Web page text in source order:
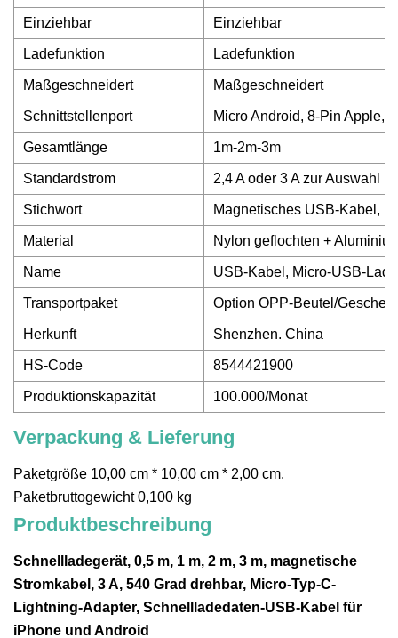
Einziehbar Einziehbar
Ladefunktion Ladefunktion
Maßgeschneidert Maßgeschneidert
Schnittstellenport Micro Android, 8-Pin Apple,
Gesamtlänge 1m-2m-3m
Standardstrom 2,4 A oder 3 A zur Auswahl
Stichwort Magnetisches USB-Kabel,
Material Nylon geflochten +
Name USB-Kabel, Micro-USB-
Transportpaket Option OPP-Beutel/
Herkunft Shenzhen. China
HS-Code 8544421900
Produktionskapazität 100.000/Monat
Verpackung & Lieferung
Paketgröße 10,00 cm * 10,00 cm * 2,00 cm.
Paketbruttogewicht 0,100 kg
Produktbeschreibung
Schnellladegerät, 0,5 m, 1 m, 2 m, 3 m, magnetische
Stromkabel, 3 A, 540 Grad drehbar, Micro-Typ-C-
Lightning-Adapter, Schnellladedaten-USB-Kabel für
iPhone und Android